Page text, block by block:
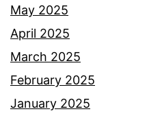
o
t
i
b
a
May 2025
April 2025
March 2025
February 2025
January 2025